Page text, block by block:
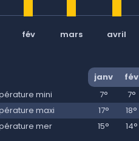
fév mars avril
janv fév
mini
7° 7°
maxi
17° 18°
mer
15° 14°